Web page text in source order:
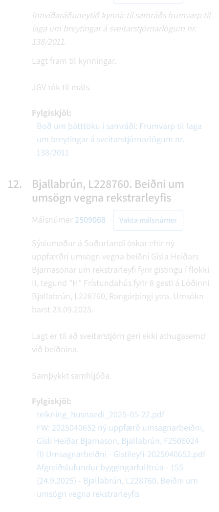
Innviðaráðuneytið kynnir til samráðs frumvarp til
laga um breytingar á sveitarstjórnarlögum nr.
138/2011.
Lagt fram til kynningar.
JGV tók til máls.
Fylgiskjöl:
Boð um þátttöku í samráði: Frumvarp til laga
um breytingar á sveitarstjórnarlögum nr.
138/2011
12.
Bjallabrún, L228760. Beiðni um
umsögn vegna rekstrarleyfis
Málsnúmer 2509068 Vakta málsnúmer
Sýslumaður á Suðurlandi óskar eftir ný
uppfærðri umsögn vegna beiðni Gísla Heiðars
Bjarnasonar um rekstrarleyfi fyrir gistingu í flokki
II, tegund "H" Frístundahús fyrir 8 gesti á Lóðinni
Bjallabrún, L228760, Rangárþingi ytra. Umsókn
barst 23.09.2025.
Lagt er til að sveitarstjórn geri ekki athugasemd
við beiðnina.
Samþykkt samhljóða.
Fylgiskjöl:
teikning_husnaedi_2025-05-22.pdf
FW: 2025040652 ný uppfærð umsagnarbeiðni,
Gísli Heiðar Bjarnason, Bjallabrún, F2506024
(I) Umsagnarbeiðni - Gistileyfi-2025040652.pdf
Afgreiðslufundur byggingarfulltrúa - 155
(24.9.2025) - Bjallabrún, L228760. Beiðni um
umsögn vegna rekstrarleyfis